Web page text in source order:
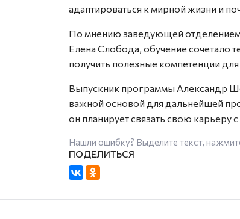
адаптироваться к мирной жизни и
По мнению заведующей
Елена Слобода, обучение сочетало
получить полезные компетенции
Выпускник программы Александр
важной основой для дальнейшей
он планирует связать свою карьеру
Нашли ошибку? Выделите текст,